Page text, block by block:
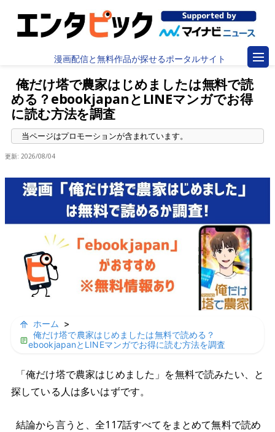
漫画配信と無料作品が探せるポータルサイト
俺だけ塔で農家はじめましたは無料で読
める？ebookjapanとLINEマンガでお得
に読む方法を調査
更新: 2026/08/04
ホーム
>
俺だけ塔で農家はじめましたは無料で読める？
ebookjapanとLINEマンガでお得に読む方法を調査
「俺だけ塔で農家はじめました」を無料で読みたい、と
探している人は多いはずです。
結論から言うと、全117話すべてをまとめて無料で読め